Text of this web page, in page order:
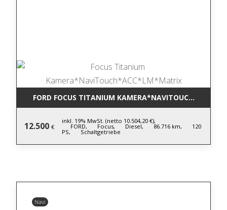
FORD FOCUS TITANIUM
12.500 €
inkl. 19% MwSt. (netto 10.504,20 €),
FORD, Focus, Diesel, 86.716 km, 120
PS, Schaltgetriebe
Navi